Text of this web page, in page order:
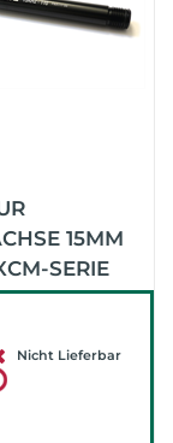
15MM
SERIE
Nicht Lieferbar